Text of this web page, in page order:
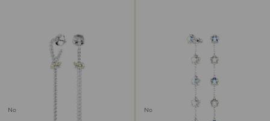
Nou Nou